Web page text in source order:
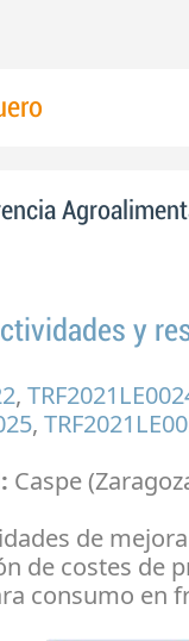
y
,
,
Caspe
de
de costes de
consumo en